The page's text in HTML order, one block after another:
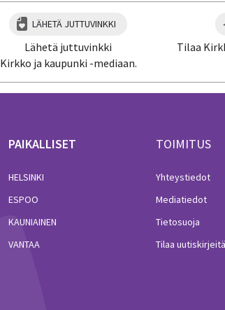
LÄHETÄ JUTTUVINKKI
Lähetä juttuvinkki
Kirkko ja kaupunki -mediaan.
Tilaa
PAIKALLISET
HELSINKI
ESPOO
KAUNIAINEN
VANTAA
TOIMITUS
Yhteystiedot
Mediatiedot
Tietosuoja
Tilaa uutiskirjeitä